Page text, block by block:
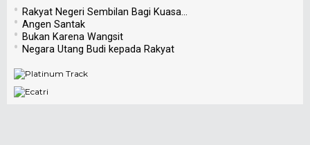
• Rakyat Negeri Sembilan Bagi Kuasa...
• Angen Santak
• Bukan Karena Wangsit
• Negara Utang Budi kepada Rakyat